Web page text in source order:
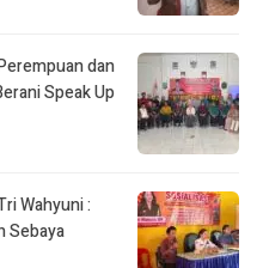
dan
Speak Up
Wahyuni :
Sebaya